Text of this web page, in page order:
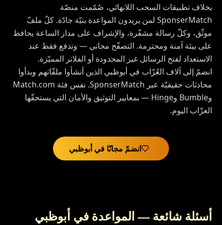
بخلاف تطبيقات السحب اللانهائي، صُمّمت منصّة
SponserMatch لمن يريدون المواعدة بنيّة جادّة. كلّ ملفّ
موثّق، وكلّ رسالة مشفّرة، والإشراف على مدار الساعة يحافظ
على بيئة آمنة ومحترمة. التصفّح مجاني — وتدفع فقط عند
الاستعداد لفتح الرسائل غير المحدودة أو الفلاتر المميّزة.
انضمّ إلى آلاف العُزّاب في أبوظبي الذين أنشأوا ملفّاتهم وبدأوا
محادثات حقيقيّة عبر SponserMatch. نفس فئة Match.com
وBumble وHinge — بمعايير التوثيق والأمان التي يستحقّها
العزّاب اليوم.
انضمّ مجانًا في أبوظبي
أسئلة شائعة — المواعدة في أبوظبي